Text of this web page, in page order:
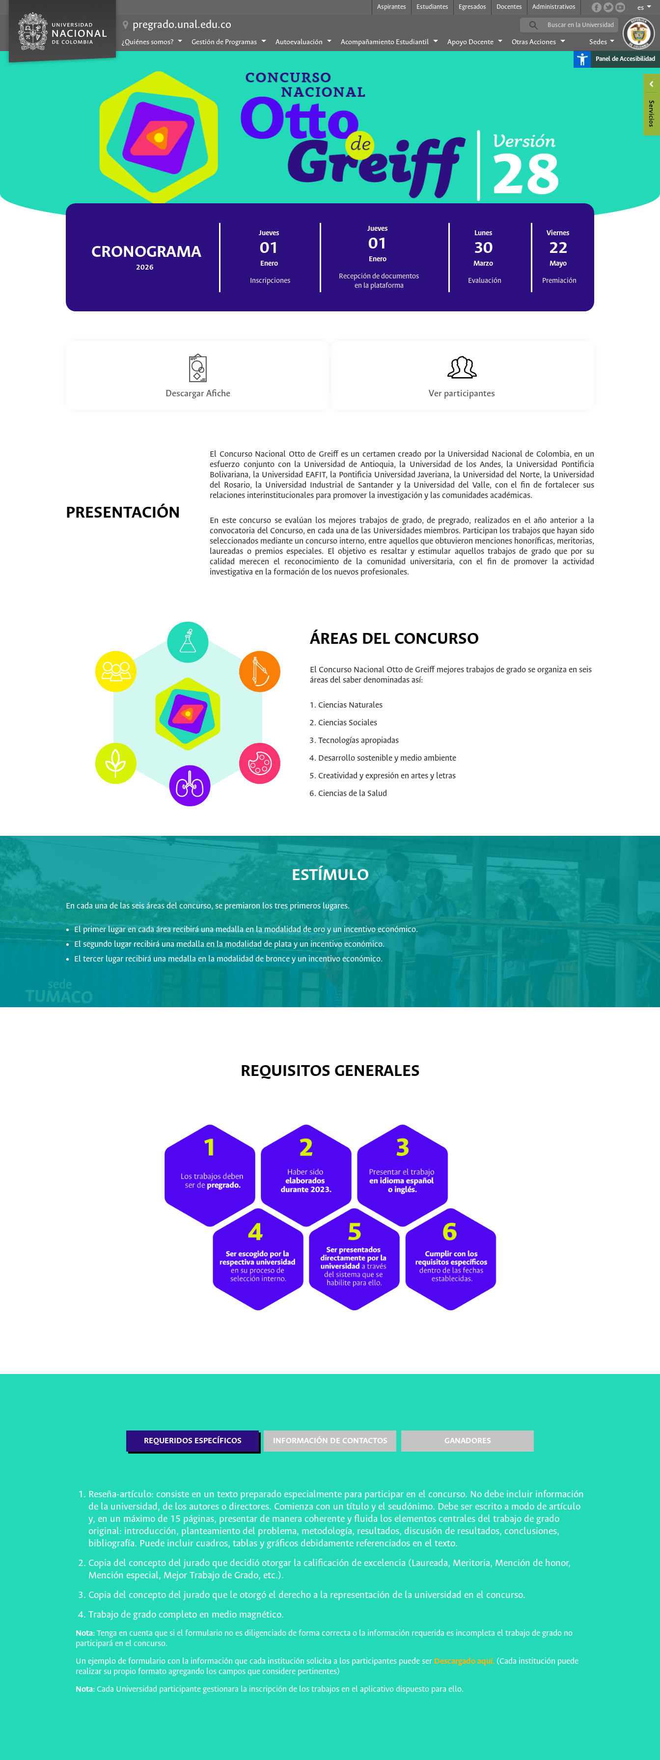
Aspirantes Estudiantes Egresados Docentes Administrativos es
pregrado.unal.edu.co
¿Quiénes somos? Gestión de Programas Autoevaluación Acompañamiento Estudiantil Apoyo Docente Otras Acciones Sedes
Panel de Accesibilidad
CRONOGRAMA
2026
Jueves
01
Enero
Inscripciones
Jueves
01
Enero
Recepción de documentos
en la plataforma
Lunes
30
Marzo
Evaluación
Viernes
22
Mayo
Premiación
Descargar Afiche Ver participantes
PRESENTACIÓN
El Concurso Nacional Otto de Greiff es un certamen creado por la Universidad Nacional de Colombia, en un
esfuerzo conjunto con la Universidad de Antioquia, la Universidad de los Andes, la Universidad Pontificia
Bolivariana, la Universidad EAFIT, la Pontificia Universidad Javeriana, la Universidad del Norte, la Universidad
del Rosario, la Universidad Industrial de Santander y la Universidad del Valle, con el fin de fortalecer sus
relaciones interinstitucionales para promover la investigación y las comunidades académicas.
En este concurso se evalúan los mejores trabajos de grado, de pregrado, realizados en el año anterior a la
convocatoria del Concurso, en cada una de las Universidades miembros. Participan los trabajos que hayan sido
seleccionados mediante un concurso interno, entre aquellos que obtuvieron menciones honoríficas, meritorias,
laureadas o premios especiales. El objetivo es resaltar y estimular aquellos trabajos de grado que por su
calidad merecen el reconocimiento de la comunidad universitaria, con el fin de promover la actividad
investigativa en la formación de los nuevos profesionales.
ÁREAS DEL CONCURSO
El Concurso Nacional Otto de Greiff mejores trabajos de grado se organiza en seis
áreas del saber denominadas así:
Ciencias Naturales
Ciencias Sociales
Tecnologías apropiadas
Desarrollo sostenible y medio ambiente
Creatividad y expresión en artes y letras
Ciencias de la Salud
ESTÍMULO
En cada una de las seis áreas del concurso, se premiaron los tres primeros lugares.
El primer lugar en cada área recibirá una medalla en la modalidad de oro y un incentivo económico.
El segundo lugar recibirá una medalla en la modalidad de plata y un incentivo económico.
El tercer lugar recibirá una medalla en la modalidad de bronce y un incentivo económico.
REQUISITOS GENERALES
REQUERIDOS ESPECÍFICOS INFORMACIÓN DE CONTACTOS GANADORES
Reseña-artículo: consiste en un texto preparado especialmente para participar en el concurso. No debe incluir información
de la universidad, de los autores o directores. Comienza con un título y el seudónimo. Debe ser escrito a modo de artículo
y, en un máximo de 15 páginas, presentar de manera coherente y fluida los elementos centrales del trabajo de grado
original: introducción, planteamiento del problema, metodología, resultados, discusión de resultados, conclusiones,
bibliografía. Puede incluir cuadros, tablas y gráficos debidamente referenciados en el texto.
Copia del concepto del jurado que decidió otorgar la calificación de excelencia (Laureada, Meritoria, Mención de honor,
Mención especial, Mejor Trabajo de Grado, etc.).
Copia del concepto del jurado que le otorgó el derecho a la representación de la universidad en el concurso.
Trabajo de grado completo en medio magnético.
Nota: Tenga en cuenta que si el formulario no es diligenciado de forma correcta o la información requerida es incompleta el trabajo de grado no
participará en el concurso.
Un ejemplo de formulario con la información que cada institución solicita a los participantes puede ser Descargado aquí. (Cada institución puede
realizar su propio formato agregando los campos que considere pertinentes)
Nota: Cada Universidad participante gestionara la inscripción de los trabajos en el aplicativo dispuesto para ello.